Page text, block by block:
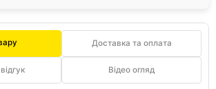
Доставка та оплата
Відео огляд